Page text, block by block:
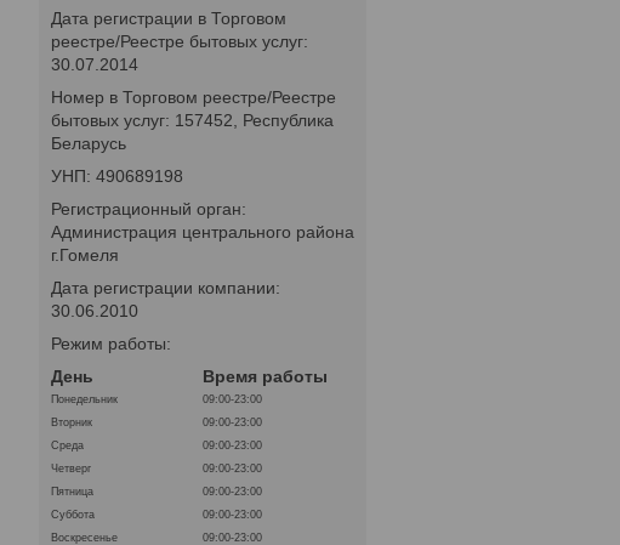
Дата регистрации в Торговом
реестре/Реестре бытовых услуг:
30.07.2014
Номер в Торговом реестре/Реестре
бытовых услуг: 157452, Республика
Беларусь
УНП: 490689198
Регистрационный орган:
Администрация центрального района
г.Гомеля
Дата регистрации компании:
30.06.2010
Режим работы:
День
Время работы
Понедельник
09:00-23:00
Вторник
09:00-23:00
Среда
09:00-23:00
Четверг
09:00-23:00
Пятница
09:00-23:00
Суббота
09:00-23:00
Воскресенье
09:00-23:00